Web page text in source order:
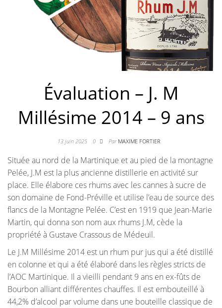
Évaluation – J. M
Millésime 2014 – 9 ans
13 juin 2025 0 Par MAXIME FORTIER
Située au nord de la Martinique et au pied de la montagne
Pelée, J.M est la plus ancienne distillerie en activité sur
place. Elle élabore ces rhums avec les cannes à sucre de
son domaine de Fond-Préville et utilise l’eau de source des
flancs de la Montagne Pelée. C’est en 1919 que Jean-Marie
Martin, qui donna son nom aux rhums J.M, cède la
propriété à Gustave Crassous de Médeuil.
Le J.M Millésime 2014 est un rhum pur jus qui a été distillé
en colonne et qui a été élaboré dans les règles stricts de
l’AOC Martinique. Il a vieilli pendant 9 ans en ex-fûts de
Bourbon alliant différentes chauffes. Il est embouteillé à
44,2% d’alcool par volume dans une bouteille classique de